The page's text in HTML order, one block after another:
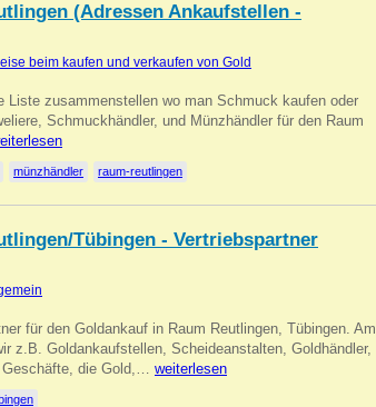
(Adressen Ankaufstellen -
beim kaufen und verkaufen von Gold
Liste zusammenstellen wo man Schmuck kaufen oder
Schmuckhändler, und Münzhändler für den Raum
münzhändler raum-reutlingen
Tübingen - Vertriebspartner
für den Goldankauf in Raum Reutlingen, Tübingen. Am
z.B. Goldankaufstellen, Scheideanstalten, Goldhändler,
Geschäfte, die Gold,… weiterlesen